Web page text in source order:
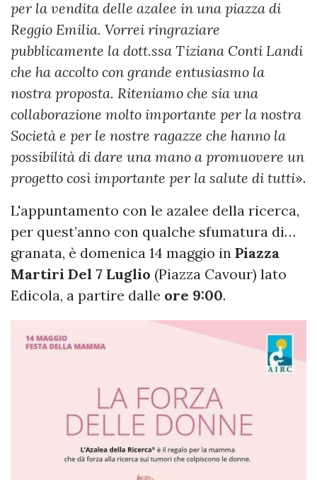
per la vendita delle azalee in una piazza di
Reggio Emilia. Vorrei ringraziare
pubblicamente la dott.ssa Tiziana Conti Landi
che ha accolto con grande entusiasmo la
nostra proposta. Riteniamo che sia una
collaborazione molto importante per la nostra
Società e per le nostre ragazze che hanno la
possibilità di dare una mano a promuovere un
progetto così importante per la salute di tutti».
L'appuntamento con le azalee della ricerca,
per quest’anno con qualche sfumatura di…
granata, è domenica 14 maggio in Piazza
Martiri Del 7 Luglio (Piazza Cavour) lato
Edicola, a partire dalle ore 9:00.